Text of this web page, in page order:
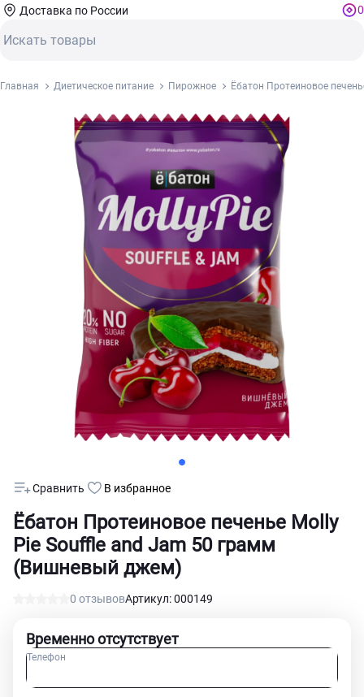
Доставка по России 0
Главная Диетическое питание Пирожное Ёбатон Протеиновое
Ёбатон Протеиновое печенье Molly
Pie Souffle and Jam 50 грамм
(Вишневый джем)
0 отзывовАртикул: 000149
Сравнить В избранное
Временно отсутствует
Телефон